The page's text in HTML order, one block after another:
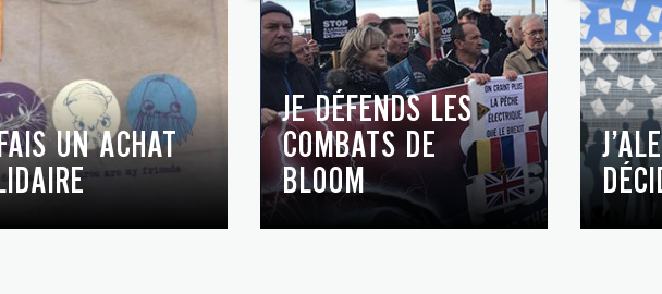
UN ACHAT
JE DÉFENDS LES
COMBATS DE
BLOOM